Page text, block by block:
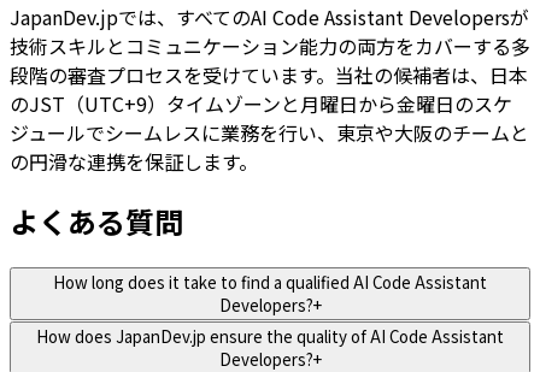
JapanDev.jpでは、すべてのAI Code Assistant Developersが
技術スキルとコミュニケーション能力の両方をカバーする多
段階の審査プロセスを受けています。当社の候補者は、日本
のJST（UTC+9）タイムゾーンと月曜日から金曜日のスケ
ジュールでシームレスに業務を行い、東京や大阪のチームと
の円滑な連携を保証します。
よくある質問
How long does it take to find a qualified AI Code Assistant
Developers?+
How does JapanDev.jp ensure the quality of AI Code Assistant
Developers?+